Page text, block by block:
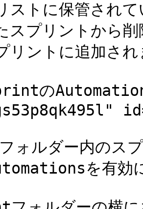
ストに保管されて
スプリントから削
リントに追加され
の
ォルダー内のス
を有効